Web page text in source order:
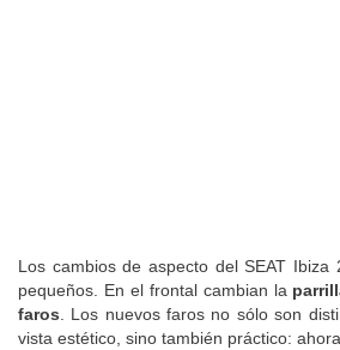
Los cambios de aspecto del SEAT Ibiza
pequeños. En el frontal cambian la
faros. Los nuevos faros no sólo son
vista estético, sino también práctico: